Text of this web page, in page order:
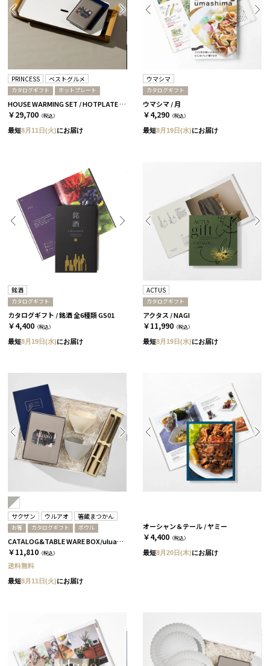
PRINCESS ベストグルメ
カタログギフト ホットプレート
HOUSE WARMING SET / HOTPLATE & CATALOG アリーグル
￥29,700 （税込）
最短8月11日(火)にお届け
ウマシマ
カタログギフト
ウマシマ / 月
￥4,290 （税込）
最短8月19日(水)にお届け
銘酒
カタログギフト
カタログギフト / 銘酒 全6種類 GS01
￥4,400 （税込）
最短8月19日(水)にお届け
ACTUS
カタログギフト
アクタス / NAGI
￥11,990 （税込）
最短8月19日(水)にお届け
サクザン ウルアオ 箸蔵まつかん
お箸 カタログギフト ボウル
CATALOG&TABLE WARE BOX/uluao/グレー＆ホワイト/ 浅葱＆桜 アウレリアーナ
￥11,810 （税込）
送料無料
最短8月11日(火)にお届け
オーシャン＆テール / ヤミー
￥4,400 （税込）
最短8月20日(木)にお届け